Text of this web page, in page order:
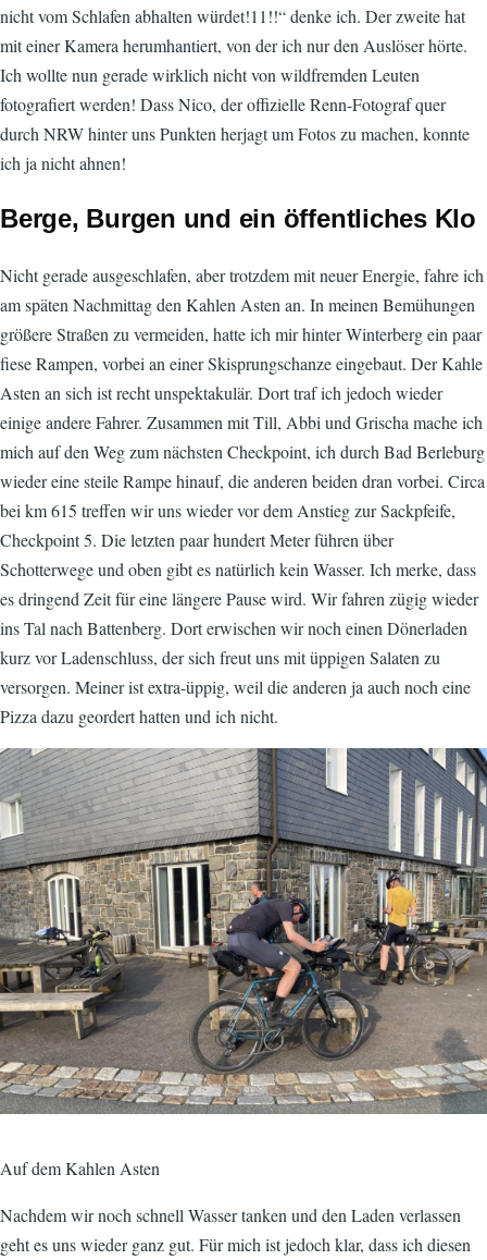
nicht vom Schlafen abhalten würdet!11!!“ denke ich. Der zweite hat
mit einer Kamera herumhantiert, von der ich nur den Auslöser hörte.
Ich wollte nun gerade wirklich nicht von wildfremden Leuten
fotografiert werden! Dass Nico, der offizielle Renn-Fotograf quer
durch NRW hinter uns Punkten herjagt um Fotos zu machen, konnte
ich ja nicht ahnen!
Berge, Burgen und ein öffentliches Klo
Nicht gerade ausgeschlafen, aber trotzdem mit neuer Energie, fahre ich
am späten Nachmittag den Kahlen Asten an. In meinen Bemühungen
größere Straßen zu vermeiden, hatte ich mir hinter Winterberg ein paar
fiese Rampen, vorbei an einer Skisprungschanze eingebaut. Der Kahle
Asten an sich ist recht unspektakulär. Dort traf ich jedoch wieder
einige andere Fahrer. Zusammen mit Till, Abbi und Grischa mache ich
mich auf den Weg zum nächsten Checkpoint, ich durch Bad Berleburg
wieder eine steile Rampe hinauf, die anderen beiden dran vorbei. Circa
bei km 615 treffen wir uns wieder vor dem Anstieg zur Sackpfeife,
Checkpoint 5. Die letzten paar hundert Meter führen über
Schotterwege und oben gibt es natürlich kein Wasser. Ich merke, dass
es dringend Zeit für eine längere Pause wird. Wir fahren zügig wieder
ins Tal nach Battenberg. Dort erwischen wir noch einen Dönerladen
kurz vor Ladenschluss, der sich freut uns mit üppigen Salaten zu
versorgen. Meiner ist extra-üppig, weil die anderen ja auch noch eine
Pizza dazu geordert hatten und ich nicht.
Image
Auf dem Kahlen Asten
Nachdem wir noch schnell Wasser tanken und den Laden verlassen
geht es uns wieder ganz gut. Für mich ist jedoch klar, dass ich diesen